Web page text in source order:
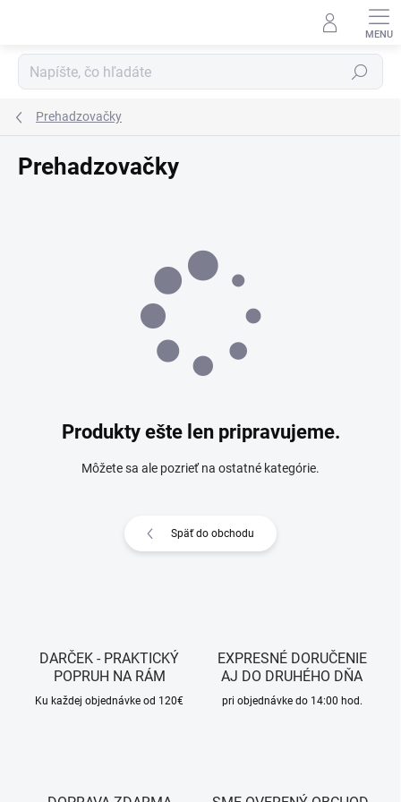
Hľadať
Prehadzovačky
Prehadzovačky
Produkty ešte len pripravujeme.
Môžete sa ale pozrieť na ostatné kategórie.
Späť do obchodu
DARČEK - PRAKTICKÝ
POPRUH NA RÁM
Ku každej objednávke od 120€
EXPRESNÉ DORUČENIE
AJ DO DRUHÉHO DŇA
pri objednávke do 14:00 hod.